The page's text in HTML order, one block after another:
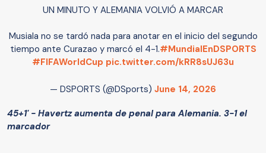
UN MINUTO Y ALEMANIA VOLVIÓ A MARCAR
Musiala no se tardó nada para anotar en el inicio del segundo
tiempo ante Curazao y marcó el 4-1.#MundialEnDSPORTS
#FIFAWorldCup pic.twitter.com/kRR8sUJ63u
— DSPORTS (@DSports) June 14, 2026
45+1' - Havertz aumenta de penal para Alemania. 3-1 el
marcador